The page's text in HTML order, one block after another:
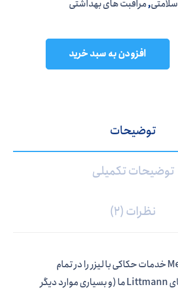
سلامتی,مراقبت های بهداشتی
افزودن به سبد خرید
توضیحات
توضیحات تکمیلی
نظرات (2)
Medisave خدمات حکاکی با لیزر را در تمام
استتوسکوپهای Littmann ما (و بسیاری موارد دیگر